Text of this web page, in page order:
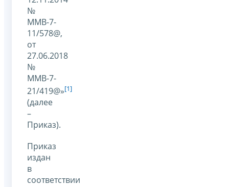
№
ММВ-7-
11/578@,
от
27.06.2018
№
ММВ-7-
21/419@»[1]
(далее
–
Приказ).
Приказ
издан
в
соответствии